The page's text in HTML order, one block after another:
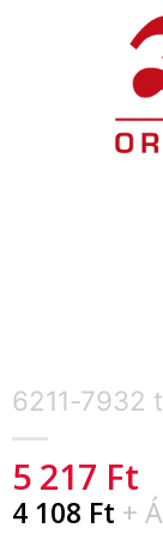
6211-7932
5 217 Ft
4 108 Ft +